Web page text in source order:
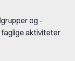
og -
faglige aktiviteter